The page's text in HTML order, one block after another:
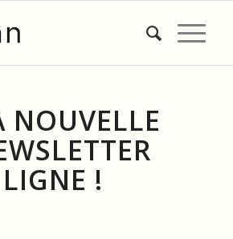
NOUVELLE
!